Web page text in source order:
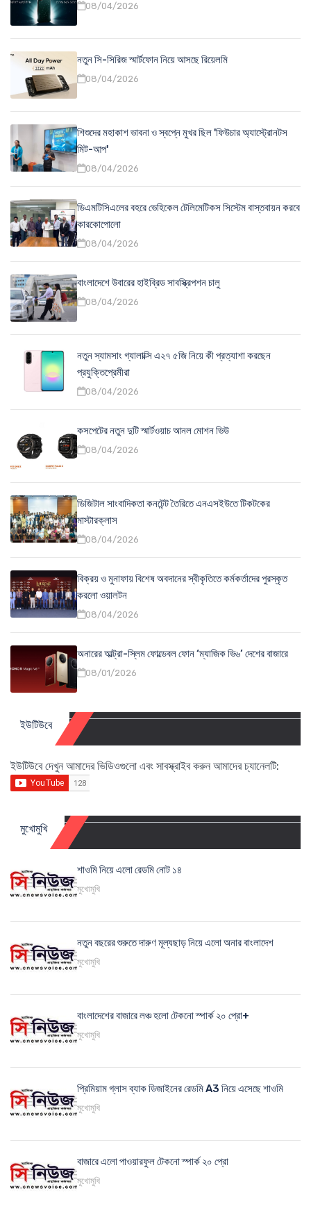
08/04/2026
নতুন সি-সিরিজ স্মার্টফোন নিয়ে আসছে রিয়েলমি
08/04/2026
শিশুদের মহাকাশ ভাবনা ও স্বপ্নে মুখর ছিল 'ফিউচার অ্যাস্ট্রোনটস
মিট-আপ'
08/04/2026
ডিএমটিসিএলের বহরে ভেহিকেল টেলিমেটিকস সিস্টেম বাস্তবায়ন করবে
কারকোপোলো
08/04/2026
বাংলাদেশে উবারের হাইব্রিড সাবস্ক্রিপশন চালু
08/04/2026
নতুন স্যামসাং গ্যালাক্সি এ২৭ ৫জি নিয়ে কী প্রত্যাশা করছেন
প্রযুক্তিপ্রেমীরা
08/04/2026
কসপেটের নতুন দুটি স্মার্টওয়াচ আনল মোশন ভিউ
08/04/2026
ডিজিটাল সাংবাদিকতা কনটেন্ট তৈরিতে এনএসইউতে টিকটকের
মাস্টারক্লাস
08/04/2026
বিক্রয় ও মুনাফায় বিশেষ অবদানের স্বীকৃতিতে কর্মকর্তাদের পুরস্কৃত
করলো ওয়ালটন
08/04/2026
অনারের আল্ট্রা-স্লিম ফোল্ডেবল ফোন ‘ম্যাজিক ভি৬’ দেশের বাজারে
08/01/2026
ইউটিউবে
ইউটিউবে দেখুন আমাদের ভিডিওগুলো এবং সাবস্ক্রাইব করুন আমাদের চ্যানেলটি:
মুখোমুখি
শাওমি নিয়ে এলো রেডমি নোট ১৪
মুখোমুখি
নতুন বছরের শুরুতে দারুণ মূল্যছাড় নিয়ে এলো অনার বাংলাদেশ
মুখোমুখি
বাংলাদেশের বাজারে লঞ্চ হলো টেকনো স্পার্ক ২০ প্রো+
মুখোমুখি
প্রিমিয়াম গ্লাস ব্যাক ডিজাইনের রেডমি A3 নিয়ে এসেছে শাওমি
মুখোমুখি
বাজারে এলো পাওয়ারফুল টেকনো স্পার্ক ২০ প্রো
মুখোমুখি